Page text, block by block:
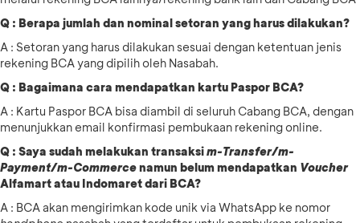
Q : Berapa jumlah dan nominal setoran yang harus dilakukan?
A : Setoran yang harus dilakukan sesuai dengan ketentuan jenis
rekening BCA yang dipilih oleh Nasabah.
Q : Bagaimana cara mendapatkan kartu Paspor BCA?
A : Kartu Paspor BCA bisa diambil di seluruh Cabang BCA, dengan
menunjukkan email konfirmasi pembukaan rekening online.
Q : Saya sudah melakukan transaksim-Transfer/m-
Payment/m-Commercenamun belum mendapatkan Voucher
Alfamart atau Indomaret dari BCA?
A : BCA akan mengirimkan kode unik via WhatsApp ke nomor